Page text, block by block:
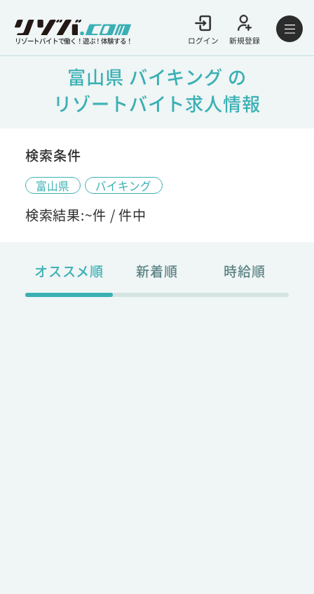
リゾートバイトで働く！遊ぶ！体験する！ ログイン 新規登録
富山県 バイキング の
リゾートバイト求人情報
検索条件
富山県 バイキング
検索結果:~件 /件中
オススメ順 新着順 時給順